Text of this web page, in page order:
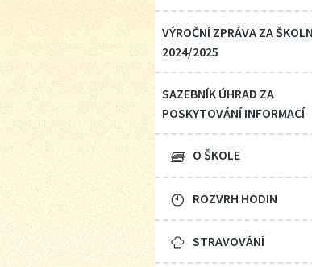
VÝROČNÍ ZPRÁVA ZA
2024/2025
SAZEBNÍK ÚHRAD ZA
POSKYTOVÁNÍ INFORMACÍ
O ŠKOLE
ROZVRH HODIN
STRAVOVÁNÍ